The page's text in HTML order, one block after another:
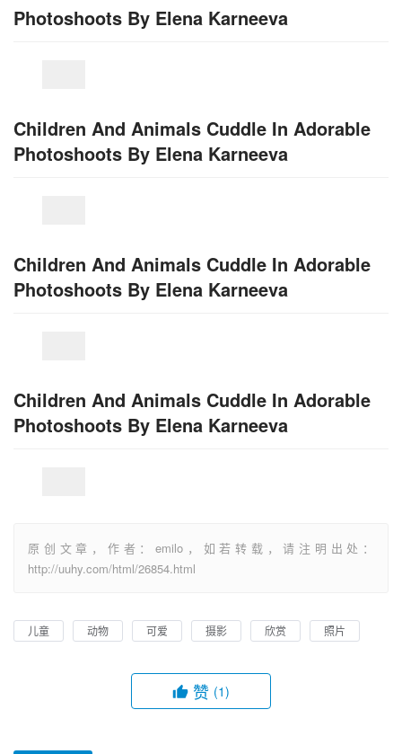
Photoshoots By Elena Karneeva
Children And Animals Cuddle In Adorable
Photoshoots By Elena Karneeva
Children And Animals Cuddle In Adorable
Photoshoots By Elena Karneeva
Children And Animals Cuddle In Adorable
Photoshoots By Elena Karneeva
原创文章，作者：emilo，如若转载，请注明出处：
http://uuhy.com/html/26854.html
儿童 动物 可爱 摄影 欣赏 照片
赞 (1)